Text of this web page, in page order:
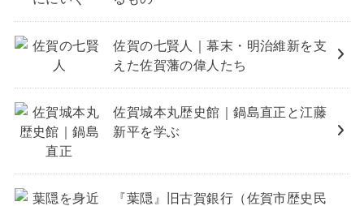
佐賀の七賢人｜幕末・明治維新を支
えた佐賀藩の偉人たち
佐賀城本丸歴史館｜鍋島直正と江藤
新平を学ぶ
『葉隠』旧古賀銀行（佐賀市歴史民